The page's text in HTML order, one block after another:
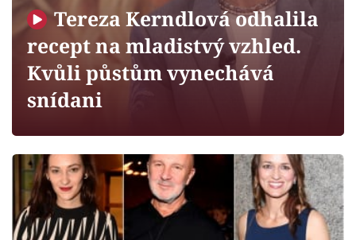
Sledujte prima+
Filmový festival Karlovy Vary
Mámy sobě
Přihlášení
Tereza Kerndlová odhalila
recept na mladistvý vzhled.
Kvůli půstům vynechává
snídani